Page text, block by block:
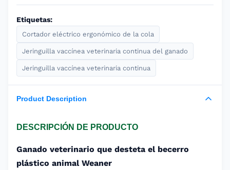
Etiquetas:
Cortador eléctrico ergonómico de la cola
Jeringuilla vaccínea veterinaria continua del ganado
Jeringuilla vaccínea veterinaria continua
Product Description
DESCRIPCIÓN DE PRODUCTO
Ganado veterinario que desteta el becerro
plástico animal Weaner